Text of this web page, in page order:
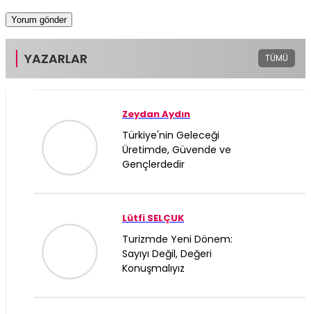
YAZARLAR TÜMÜ
Zeydan Aydın
Türkiye'nin Geleceği
Üretimde, Güvende ve
Gençlerdedir
Lütfi SELÇUK
Turizmde Yeni Dönem:
Sayıyı Değil, Değeri
Konuşmalıyız